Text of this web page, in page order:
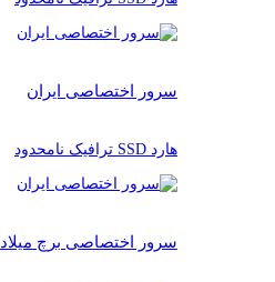
سرور اختصاصی ایران
هارد SSD ترافیک نامحدود
سرور اختصاصی برچ میلاد